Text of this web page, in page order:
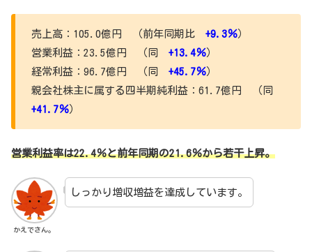
売上高：105.0億円 （前年同期比 +9.3％）
営業利益：23.5億円 （同 +13.4％）
経常利益：96.7億円 （同 +45.7％）
親会社株主に属する四半期純利益：61.7億円 （同
+41.7％）
営業利益率は22.4％と前年同期の21.6％から若干上昇。
かえでさん。
しっかり増収増益を達成しています。